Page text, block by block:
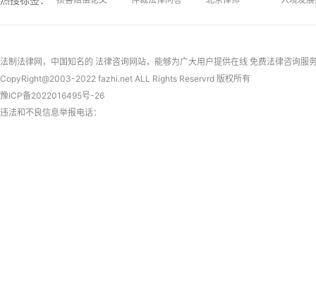
法制法律网 ，中国知名的 法律咨询网站，能够为广大用户提供在线 免费法律咨询服
CopyRight@2003-2022 fazhi.net ALL Rights Reservrd 版权所有
豫ICP备2022016495号-26
违法和不良信息举报电话：